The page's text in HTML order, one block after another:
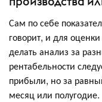
Сам по себе
говорит, и для
делать анализ за
рентабельности
прибыли, но за
месяц или полугодие.